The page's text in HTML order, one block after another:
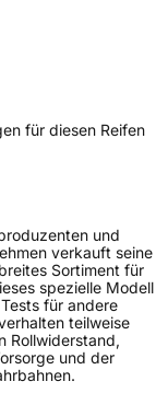
für diesen Reifen
und
verkauft seine
Sortiment für
spezielle Modell
für andere
teilweise
Rollwiderstand,
und der